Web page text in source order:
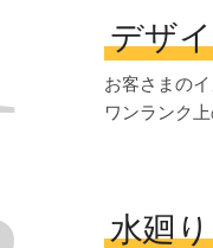
デザ
お客さまの
ワンランク
水廻